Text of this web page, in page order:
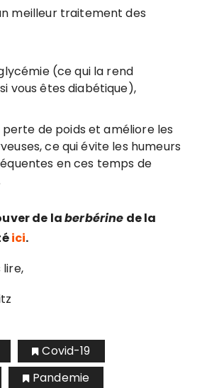
meilleur traitement des
(ce qui la rend
vous êtes diabétique),
de poids et améliore les
ce qui évite les humeurs
en ces temps de
de laberbérine de la
ici.
lire,
Covid-19
Pandemie